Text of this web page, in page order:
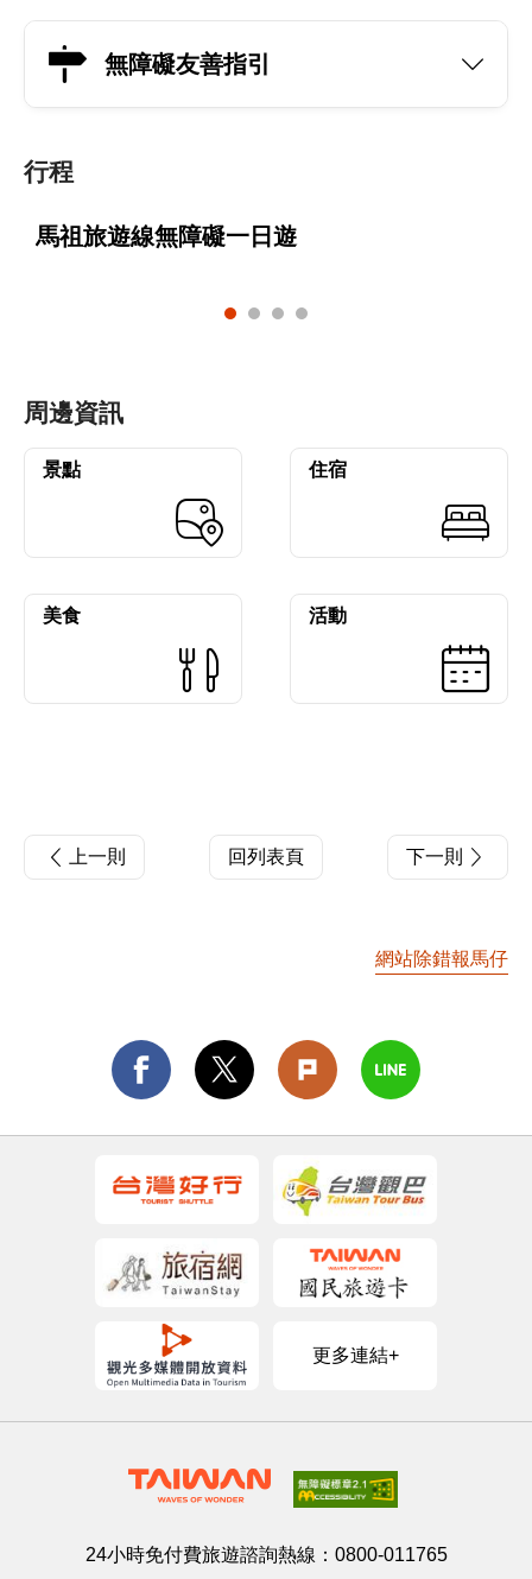
無障礙友善指引
行程
馬祖旅遊線無障礙一日遊
周邊資訊
景點 住宿
美食 活動
上一則 回列表頁 下一則
網站除錯報馬仔
更多連結+
24小時免付費旅遊諮詢熱線： 0800-011765